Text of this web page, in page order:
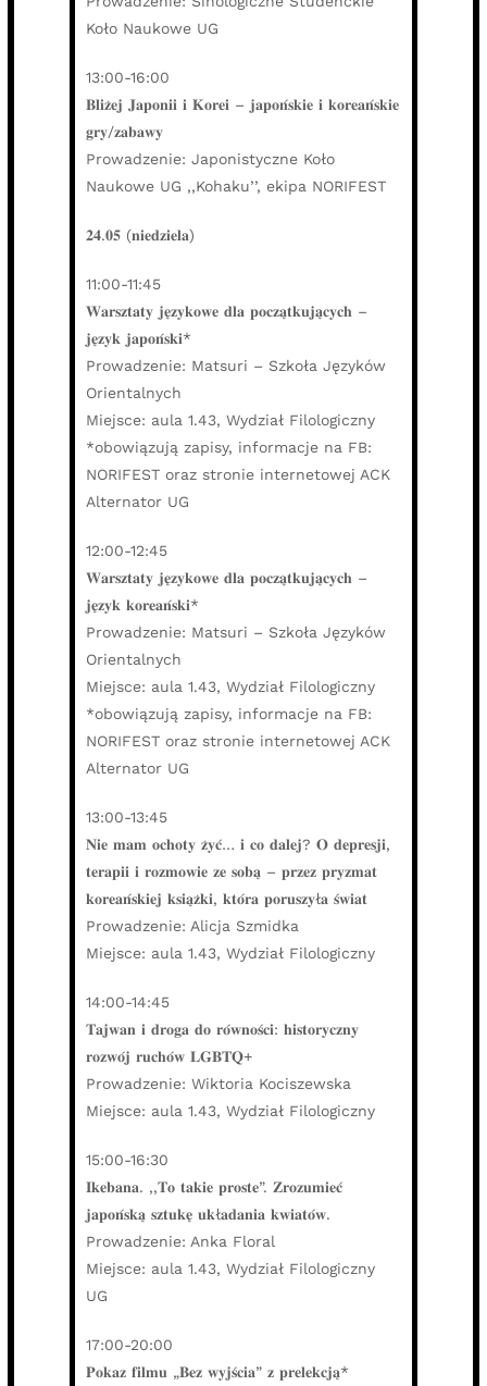
Koło Naukowe UG
13:00-16:00
𝐁𝐥𝐢𝐳̇𝐞𝐣 𝐉𝐚𝐩𝐨𝐧𝐢𝐢 𝐢 𝐊𝐨𝐫𝐞𝐢 – 𝐣𝐚𝐩𝐨𝐧́𝐬𝐤𝐢𝐞 𝐢 𝐤𝐨𝐫𝐞𝐚𝐧́𝐬𝐤𝐢𝐞
𝐠𝐫𝐲/𝐳𝐚𝐛𝐚𝐰𝐲
Prowadzenie: Japonistyczne Koło
Naukowe UG ,,Kohaku’’, ekipa NORIFEST
𝟐𝟒.𝟎𝟓 (𝐧𝐢𝐞𝐝𝐳𝐢𝐞𝐥𝐚)
11:00-11:45
𝐖𝐚𝐫𝐬𝐳𝐭𝐚𝐭𝐲 𝐣𝐞̨𝐳𝐲𝐤𝐨𝐰𝐞 𝐝𝐥𝐚 𝐩𝐨𝐜𝐳𝐚̨𝐭𝐤𝐮𝐣𝐚̨𝐜𝐲𝐜𝐡 –
𝐣𝐞̨𝐳𝐲𝐤 𝐣𝐚𝐩𝐨𝐧́𝐬𝐤𝐢*
Prowadzenie: Matsuri – Szkoła Języków
Orientalnych
Miejsce: aula 1.43, Wydział Filologiczny
*obowiązują zapisy, informacje na FB:
NORIFEST oraz stronie internetowej ACK
Alternator UG
12:00-12:45
𝐖𝐚𝐫𝐬𝐳𝐭𝐚𝐭𝐲 𝐣𝐞̨𝐳𝐲𝐤𝐨𝐰𝐞 𝐝𝐥𝐚 𝐩𝐨𝐜𝐳𝐚̨𝐭𝐤𝐮𝐣𝐚̨𝐜𝐲𝐜𝐡 –
𝐣𝐞̨𝐳𝐲𝐤 𝐤𝐨𝐫𝐞𝐚𝐧́𝐬𝐤𝐢*
Prowadzenie: Matsuri – Szkoła Języków
Orientalnych
Miejsce: aula 1.43, Wydział Filologiczny
*obowiązują zapisy, informacje na FB:
NORIFEST oraz stronie internetowej ACK
Alternator UG
13:00-13:45
𝐍𝐢𝐞 𝐦𝐚𝐦 𝐨𝐜𝐡𝐨𝐭𝐲 𝐳̇𝐲𝐜́… 𝐢 𝐜𝐨 𝐝𝐚𝐥𝐞𝐣? 𝐎 𝐝𝐞𝐩𝐫𝐞𝐬𝐣𝐢,
𝐭𝐞𝐫𝐚𝐩𝐢𝐢 𝐢 𝐫𝐨𝐳𝐦𝐨𝐰𝐢𝐞 𝐳𝐞 𝐬𝐨𝐛𝐚̨ – 𝐩𝐫𝐳𝐞𝐳 𝐩𝐫𝐲𝐳𝐦𝐚𝐭
𝐤𝐨𝐫𝐞𝐚𝐧́𝐬𝐤𝐢𝐞𝐣 𝐤𝐬𝐢𝐚̨𝐳̇𝐤𝐢, 𝐤𝐭𝐨́𝐫𝐚 𝐩𝐨𝐫𝐮𝐬𝐳𝐲ł𝐚 𝐬́𝐰𝐢𝐚𝐭
Prowadzenie: Alicja Szmidka
Miejsce: aula 1.43, Wydział Filologiczny
14:00-14:45
𝐓𝐚𝐣𝐰𝐚𝐧 𝐢 𝐝𝐫𝐨𝐠𝐚 𝐝𝐨 𝐫𝐨́𝐰𝐧𝐨𝐬́𝐜𝐢: 𝐡𝐢𝐬𝐭𝐨𝐫𝐲𝐜𝐳𝐧𝐲
𝐫𝐨𝐳𝐰𝐨́𝐣 𝐫𝐮𝐜𝐡𝐨́𝐰 𝐋𝐆𝐁𝐓𝐐+
Prowadzenie: Wiktoria Kociszewska
Miejsce: aula 1.43, Wydział Filologiczny
15:00-16:30
𝐈𝐤𝐞𝐛𝐚𝐧𝐚. ,,𝐓𝐨 𝐭𝐚𝐤𝐢𝐞 𝐩𝐫𝐨𝐬𝐭𝐞”. 𝐙𝐫𝐨𝐳𝐮𝐦𝐢𝐞𝐜́
𝐣𝐚𝐩𝐨𝐧́𝐬𝐤𝐚̨ 𝐬𝐳𝐭𝐮𝐤𝐞̨ 𝐮𝐤ł𝐚𝐝𝐚𝐧𝐢𝐚 𝐤𝐰𝐢𝐚𝐭𝐨́𝐰.
Prowadzenie: Anka Floral
Miejsce: aula 1.43, Wydział Filologiczny
UG
17:00-20:00
𝐏𝐨𝐤𝐚𝐳 𝐟𝐢𝐥𝐦𝐮 „𝐁𝐞𝐳 𝐰𝐲𝐣𝐬́𝐜𝐢𝐚” 𝐳 𝐩𝐫𝐞𝐥𝐞𝐤𝐜𝐣𝐚̨*